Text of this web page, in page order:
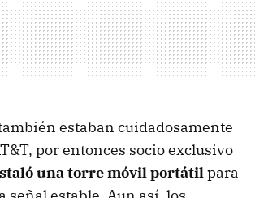
estaban cuidadosamente
por entonces socio exclusivo
una torre móvil portátilpara